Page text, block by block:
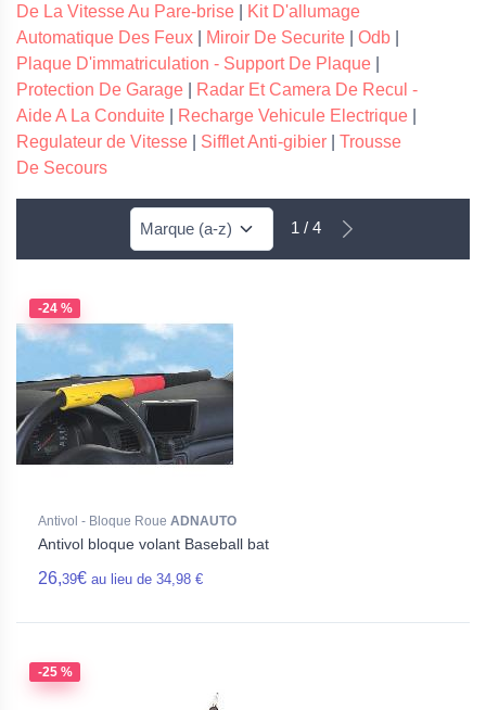
De La Vitesse Au Pare-brise
Kit D'allumage
Automatique Des Feux
Miroir De Securite Odb
Plaque D'immatriculation - Support De Plaque
Protection De Garage
Radar Et Camera De Recul -
Aide A La Conduite
Recharge Vehicule Electrique
Regulateur de Vitesse
Sifflet Anti-gibier
Trousse
De Secours
1 / 4
-24 %
Antivol - Bloque Roue ADNAUTO
Antivol bloque volant Baseball bat
26,39€ au lieu de 34,98 €
-25 %